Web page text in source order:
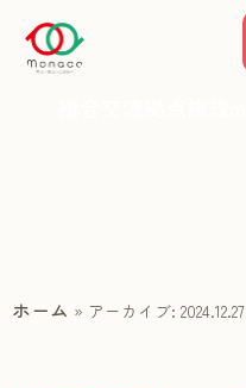
ホーム » アーカイブ: 2024.12.27